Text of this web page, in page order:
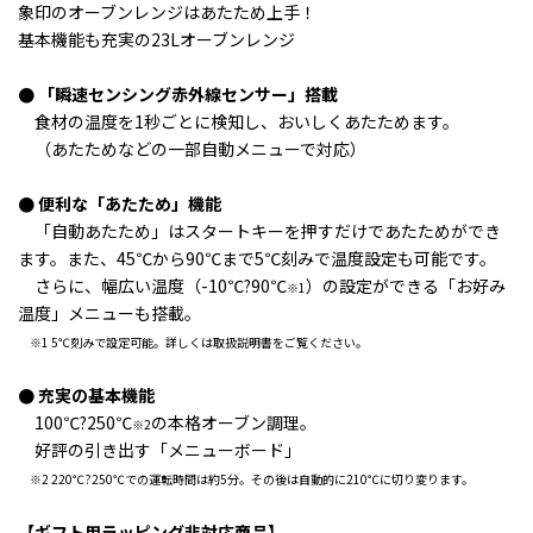
象印のオーブンレンジはあたため上手！
基本機能も充実の23Lオーブンレンジ
● 「瞬速センシング赤外線センサー」搭載
食材の温度を1秒ごとに検知し、 おいしくあたためます。
（あたためなどの一部自動メニューで対応）
● 便利な「あたため」機能
「自動あたため」はスタートキーを押すだけであたためができ
ます。また、45℃から90℃まで5℃刻みで温度設定も可能です。
さらに、幅広い温度（-10℃?90℃※1）の設定ができる 「お好み
温度」 メニューも搭載。
※1 5℃刻みで設定可能。詳しくは取扱説明書をご覧ください。
● 充実の基本機能
100℃?250℃※2の本格オーブン調理。
好評の引き出す「メニューボード」
※2 220℃?250℃での運転時間は約5分。その後は自動的に210℃に切り変ります。